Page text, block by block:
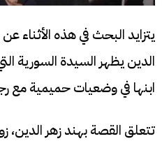
يتزايد البحث في هذه الأثناء
الدين يظهر السيدة السورية
ابنها في وضعيات حميمية مع
تتعلق القصة بهند زهر الدين،